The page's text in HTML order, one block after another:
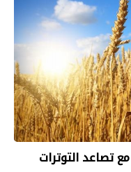
تصاعد التوترات